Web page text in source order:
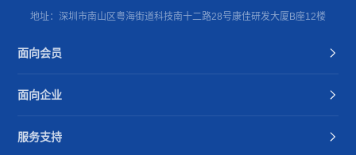
地址：深圳市南山区粤海街道科技南十二路28号康佳研发大厦B座12楼
面向会员
面向企业
服务支持